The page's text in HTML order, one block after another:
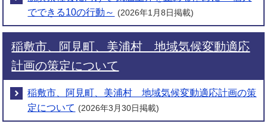
でできる10の行動～ (2026年1月8日掲載)
稲敷市、阿見町、美浦村 地域気候変動適応
計画の策定について
稲敷市、阿見町、美浦村 地域気候変動適応計画の策
定について (2026年3月30日掲載)